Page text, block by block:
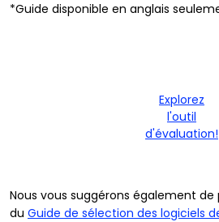
*Guide disponible en anglais
Explorez
l'outil
d'évaluation!
Nous vous suggérons également
du Guide de sélection des logiciels